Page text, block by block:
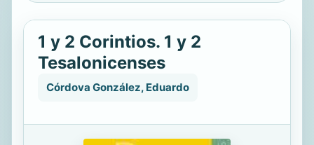
1 y 2 Corintios. 1 y 2
Tesalonicenses
Córdova González, Eduardo